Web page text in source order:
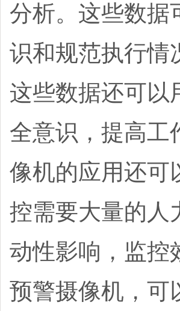
分析。这些数据
识和规范执行情
这些数据还可以
全意识，提高工
像机的应用还可
控需要大量的人
动性影响，监控
预警摄像机，可